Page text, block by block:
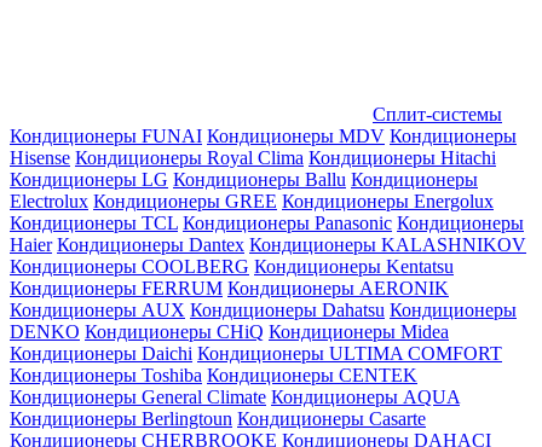
Сплит-системы
Кондиционеры FUNAI Кондиционеры MDV Кондиционеры
Hisense Кондиционеры Royal Clima Кондиционеры Hitachi
Кондиционеры LG Кондиционеры Ballu Кондиционеры
Electrolux Кондиционеры GREE Кондиционеры Energolux
Кондиционеры TCL Кондиционеры Panasonic Кондиционеры
Haier Кондиционеры Dantex Кондиционеры KALASHNIKOV
Кондиционеры СOOLBERG Кондиционеры Kentatsu
Кондиционеры FERRUM Кондиционеры AERONIK
Кондиционеры AUX Кондиционеры Dahatsu Кондиционеры
DENKO Кондиционеры CHiQ Кондиционеры Midea
Кондиционеры Daichi Кондиционеры ULTIMA COMFORT
Кондиционеры Toshiba Кондиционеры CENTEK
Кондиционеры General Climate Кондиционеры AQUA
Кондиционеры Berlingtoun Кондиционеры Casarte
Кондиционеры CHERBROOKE Кондиционеры DAHACI